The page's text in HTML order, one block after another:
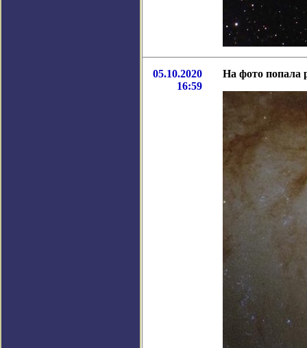
05.10.2020
16:59
На фото попала